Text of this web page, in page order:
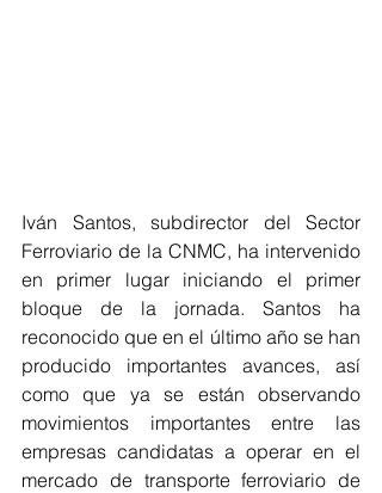
Iván Santos, subdirector del Sector
Ferroviario de la CNMC, ha intervenido
en primer lugar iniciando el primer
bloque de la jornada. Santos ha
reconocido que en el último año se han
producido importantes avances, así
como que ya se están observando
movimientos importantes entre las
empresas candidatas a operar en el
mercado de transporte ferroviario de